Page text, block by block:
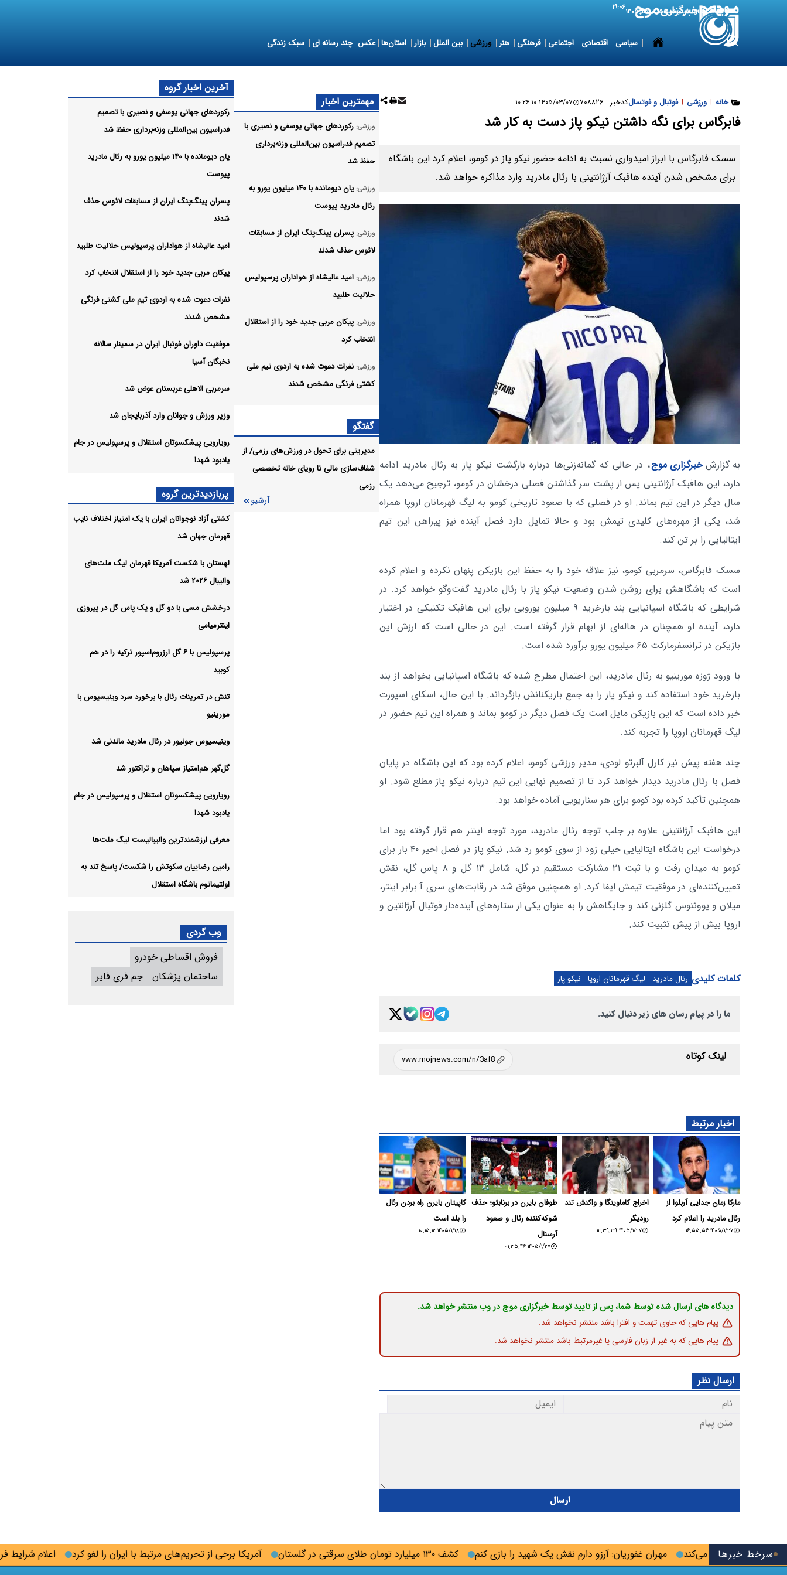
6 August 2026 پنجشنبه ۱۵ مرداد ۱۴۰۵ ۱۹:۰۶
سیاسی اقتصادی اجتماعی فرهنگی هنر ورزشی بین الملل بازار استان‌ها عکس چند رسانه ای سبک زندگی
سرخط خبرها اعلام شرایط فروش آمریکا برخی از تحریم‌های مرتبط با ایران را لغو کرد کشف ۱۳۰ میلیارد تومان طلای سرقتی در گلستان مهران غفوریان: آرزو دارم نقش یک شهید را بازی کنم را تضعیف می‌کند
خانه | ورزشی | فوتبال و فوتسالکدخبر : ۷۰۸۸۲۶ ۱۴۰۵/۰۳/۰۷ ۱۰:۲۶:۱۰
فابرگاس برای نگه داشتن نیکو پاز دست به کار شد
سسک فابرگاس با ابراز امیدواری نسبت به ادامه حضور نیکو پاز در کومو، اعلام کرد این باشگاه
برای مشخص شدن آینده هافبک آرژانتینی با رئال مادرید وارد مذاکره خواهد شد.
به گزارشخبرگزاری موج، در حالی که گمانه‌زنی‌ها درباره بازگشت نیکو پاز به رئال مادرید ادامه
دارد، این هافبک آرژانتینی پس از پشت سر گذاشتن فصلی درخشان در کومو، ترجیح می‌دهد یک
سال دیگر در این تیم بماند. او در فصلی که با صعود تاریخی کومو به لیگ قهرمانان اروپا همراه
شد، یکی از مهره‌های کلیدی تیمش بود و حالا تمایل دارد فصل آینده نیز پیراهن این تیم
ایتالیایی را بر تن کند.
سسک فابرگاس، سرمربی کومو، نیز علاقه خود را به حفظ این بازیکن پنهان نکرده و اعلام کرده
است که باشگاهش برای روشن شدن وضعیت نیکو پاز با رئال مادرید گفت‌وگو خواهد کرد. در
شرایطی که باشگاه اسپانیایی بند بازخرید ۹ میلیون یورویی برای این هافبک تکنیکی در اختیار
دارد، آینده او همچنان در هاله‌ای از ابهام قرار گرفته است. این در حالی است که ارزش این
بازیکن در ترانسفرمارکت ۶۵ میلیون یورو برآورد شده است.
با ورود ژوزه مورینیو به رئال مادرید، این احتمال مطرح شده که باشگاه اسپانیایی بخواهد از بند
بازخرید خود استفاده کند و نیکو پاز را به جمع بازیکنانش بازگرداند. با این حال، اسکای اسپورت
خبر داده است که این بازیکن مایل است یک فصل دیگر در کومو بماند و همراه این تیم حضور در
لیگ قهرمانان اروپا را تجربه کند.
چند هفته پیش نیز کارل آلبرتو لودی، مدیر ورزشی کومو، اعلام کرده بود که این باشگاه در پایان
فصل با رئال مادرید دیدار خواهد کرد تا از تصمیم نهایی این تیم درباره نیکو پاز مطلع شود. او
همچنین تأکید کرده بود کومو برای هر سناریویی آماده خواهد بود.
این هافبک آرژانتینی علاوه بر جلب توجه رئال مادرید، مورد توجه اینتر هم قرار گرفته بود اما
درخواست این باشگاه ایتالیایی خیلی زود از سوی کومو رد شد. نیکو پاز در فصل اخیر ۴۰ بار برای
کومو به میدان رفت و با ثبت ۲۱ مشارکت مستقیم در گل، شامل ۱۳ گل و ۸ پاس گل، نقش
تعیین‌کننده‌ای در موفقیت تیمش ایفا کرد. او همچنین موفق شد در رقابت‌های سری آ برابر اینتر،
میلان و یوونتوس گلزنی کند و جایگاهش را به عنوان یکی از ستاره‌های آینده‌دار فوتبال آرژانتین و
اروپا بیش از پیش تثبیت کند.
کلمات کلیدی رئال مادرید لیگ قهرمانان اروپا نیکو پاز
ما را در پیام رسان های زیر دنبال کنید.
لینک کوتاه
اخبار مرتبط
مارکا زمان جدایی آربلوا از
رئال مادرید را اعلام کرد
۱۴۰۵/۱/۲۷ ۱۶:۵۵:۵۶
اخراج کاماوینگا و واکنش تند
رودیگر
۱۴۰۵/۱/۲۷ ۱۲:۳۹:۳۹
طوفان بایرن در برنابئو؛ حذف
شوکه‌کننده رئال و صعود
آرسنال
۱۴۰۵/۱/۲۷ ۰۱:۳۵:۴۶
کاپیتان بایرن راه بردن رئال
را بلد است
۱۴۰۵/۱/۱۸ ۱۰:۱۵:۱۲
دیدگاه های ارسال شده توسط شما، پس از تایید توسط خبرگزاری موج در وب منتشر خواهد شد.
پیام هایی که حاوی تهمت و افترا باشد منتشر نخواهد شد.
پیام هایی که به غیر از زبان فارسی یا غیرمرتبط باشد منتشر نخواهد شد.
ارسال نظر
ارسال
مهمترین اخبار
ورزشی: رکوردهای جهانی یوسفی و نصیری با
تصمیم فدراسیون بین‌المللی وزنه‌برداری
حفظ شد
ورزشی:
یان دیومانده با ۱۴۰ میلیون یورو به
رئال مادرید پیوست
ورزشی: پسران پینگ‌پنگ ایران از مسابقات
لائوس حذف شدند
ورزشی: امید عالیشاه از هواداران پرسپولیس
حلالیت طلبید
ورزشی: پیکان مربی جدید خود را از استقلال
انتخاب کرد
ورزشی: نفرات دعوت شده به اردوی تیم ملی
کشتی فرنگی مشخص شدند
سمینار سالانه نخبگان آسیا
ورزشی: سرمربی الاهلی عربستان عوض شد
ورزشی:
گفتگو
مدیریتی برای تحول در ورزش‌های رزمی/ از
شفاف‌سازی مالی تا رویای خانه تخصصی
رزمی
آرشیو
آخرین اخبار گروه
رکوردهای جهانی یوسفی و نصیری با تصمیم
فدراسیون بین‌المللی وزنه‌برداری حفظ شد
یان دیومانده با ۱۴۰ میلیون یورو به رئال مادرید
پیوست
پسران پینگ‌پنگ ایران از مسابقات لائوس حذف
شدند
امید عالیشاه از هواداران پرسپولیس حلالیت طلبید
پیکان مربی جدید خود را از استقلال انتخاب کرد
نفرات دعوت شده به اردوی تیم ملی کشتی فرنگی
مشخص شدند
موفقیت داوران فوتبال ایران در سمینار سالانه
نخبگان آسیا
سرمربی الاهلی عربستان عوض شد
وزیر ورزش و جوانان وارد آذربایجان شد
رویارویی پیشکسوتان استقلال و پرسپولیس در جام
یادبود شهدا
پربازدیدترین گروه
کشتی آزاد نوجوانان ایران با یک امتیاز اختلاف نایب
قهرمان جهان شد
لهستان با شکست آمریکا قهرمان لیگ ملت‌های
والیبال ۲۰۲۶ شد
درخشش مسی با دو گل و یک پاس گل در پیروزی
اینترمیامی
پرسپولیس با ۶ گل ارزروم‌اسپور ترکیه را در هم
کوبید
تنش در تمرینات رئال با برخورد سرد وینیسیوس با
مورینیو
وینیسیوس جونیور در رئال مادرید ماندنی شد
گل‌گهر هم‌امتیاز سپاهان و تراکتور شد
رویارویی پیشکسوتان استقلال و پرسپولیس در جام
یادبود شهدا
معرفی ارزشمندترین والیبالیست لیگ ملت‌ها
رامین رضاییان سکوتش را شکست/ پاسخ تند به
اولتیماتوم باشگاه استقلال
وب گردی
فروش اقساطی خودرو
ساختمان پزشکان
جم فری فایر